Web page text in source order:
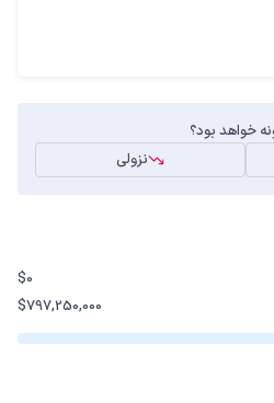
نزولی
$0
$797,250,000